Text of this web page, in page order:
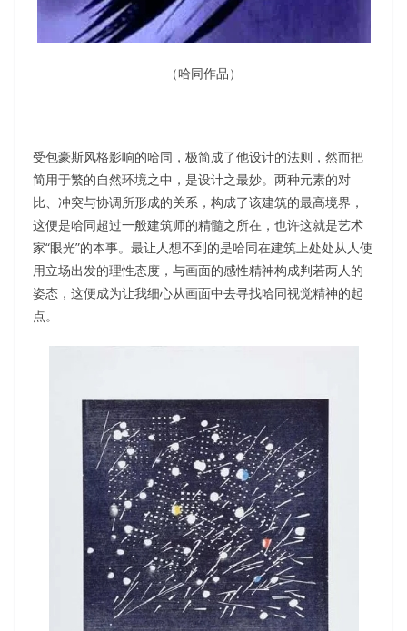
（哈同作品）
受包豪斯风格影响的哈同，极简成了他设计的法则，然而把
简用于繁的自然环境之中，是设计之最妙。两种元素的对
比、冲突与协调所形成的关系，构成了该建筑的最高境界，
这便是哈同超过一般建筑师的精髓之所在，也许这就是艺术
家“眼光”的本事。最让人想不到的是哈同在建筑上处处从人使
用立场出发的理性态度，与画面的感性精神构成判若两人的
姿态，这便成为让我细心从画面中去寻找哈同视觉精神的起
点。